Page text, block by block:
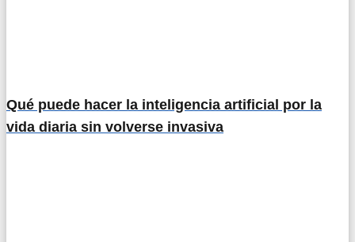
Qué puede hacer la inteligencia artificial por la
vida diaria sin volverse invasiva